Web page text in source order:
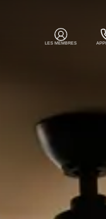
LES MEMBRES